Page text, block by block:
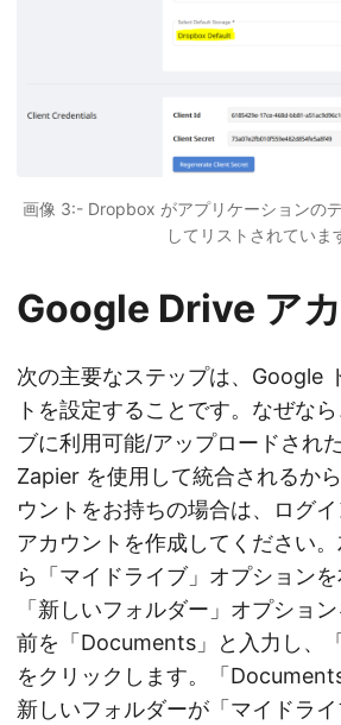
画像 3:- Dropbox がアプリケーションの
してリストされていま
Google Drive ア
次の主要なステップは、Google
トを設定することです。なぜな
ブに利用可能/アップロードされ
Zapier を使用して統合されるか
ウントをお持ちの場合は、ログ
アカウントを作成してください
ら「マイドライブ」オプションを
「新しいフォルダー」オプショ
前を「Documents」と入力し、
をクリックします。「
新しいフォルダーが「マイドラ